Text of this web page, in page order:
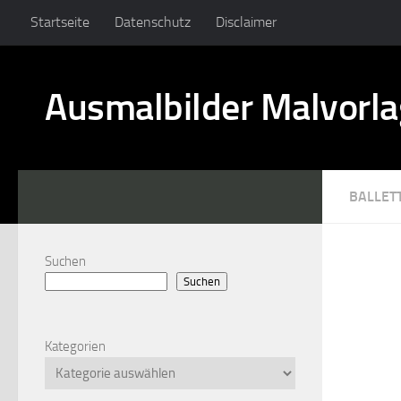
Startseite Datenschutz Disclaimer
Ausmalbilder
Suchen
Suchen
Kategorien